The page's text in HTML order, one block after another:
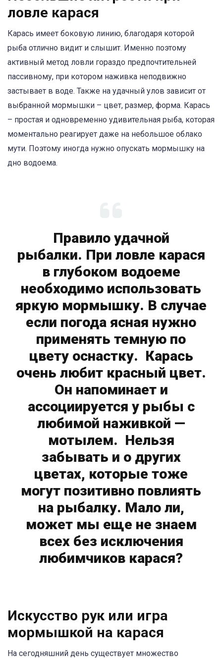
ловле карася
Карась имеет боковую линию, благодаря которой
рыба отлично видит и слышит. Именно поэтому
активный метод ловли гораздо предпочтительней
пассивному, при котором наживка неподвижно
застывает в воде. Также на удачный улов зависит от
выбранной мормышки – цвет, размер, форма. Карась
– простая и одновременно удивительная рыба, которая
моментально реагирует даже на небольшое облако
мути. Поэтому иногда нужно опускать мормышку на
дно водоема.
Правило удачной
рыбалки. При ловле карася
в глубоком водоеме
необходимо использовать
яркую мормышку. В случае
если погода ясная нужно
применять темную по
цвету оснастку. Карась
очень любит красный цвет.
Он напоминает и
ассоциируется у рыбы с
любимой наживкой —
мотылем. Нельзя
забывать и о других
цветах, которые тоже
могут позитивно повлиять
на рыбалку. Мало ли,
может мы еще не знаем
всех без исключения
любимчиков карася?
Искусство рук или игра
мормышкой на карася
На сегодняшний день существует множество